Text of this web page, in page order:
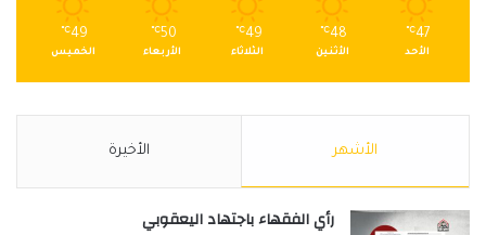
47
℃
الأحد
48
℃
الأثنين
49
℃
الثلاثاء
50
℃
الأربعاء
49
℃
الخميس
الأشهر الأخيرة
رأي الفقهاء باجتهاد اليعقوبي